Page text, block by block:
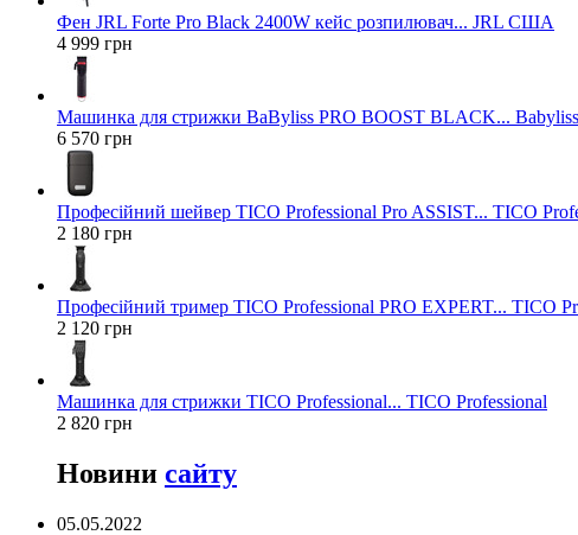
Фен JRL Forte Pro Black 2400W кейс розпилювач... JRL США
4 999 грн
Машинка для стрижки BaByliss PRO BOOST BLACK...
6 570 грн
Професійний шейвер TICO Professional Pro ASSIST... TICO
2 180 грн
Професійний тример TICO Professional PRO EXPERT... TICO
2 120 грн
Машинка для стрижки TICO Professional... TICO Professional
2 820 грн
Новини сайту
05.05.2022